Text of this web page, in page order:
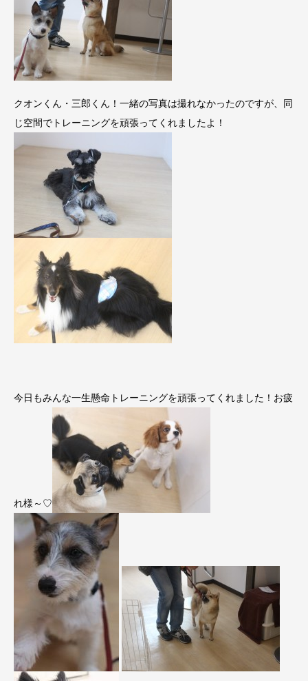
クオンくん・三郎くん！一緒の写真は撮れなかったのですが、同
じ空間でトレーニングを頑張ってくれましたよ！
今日もみんな一生懸命トレーニングを頑張ってくれました！お疲
れ様～♡